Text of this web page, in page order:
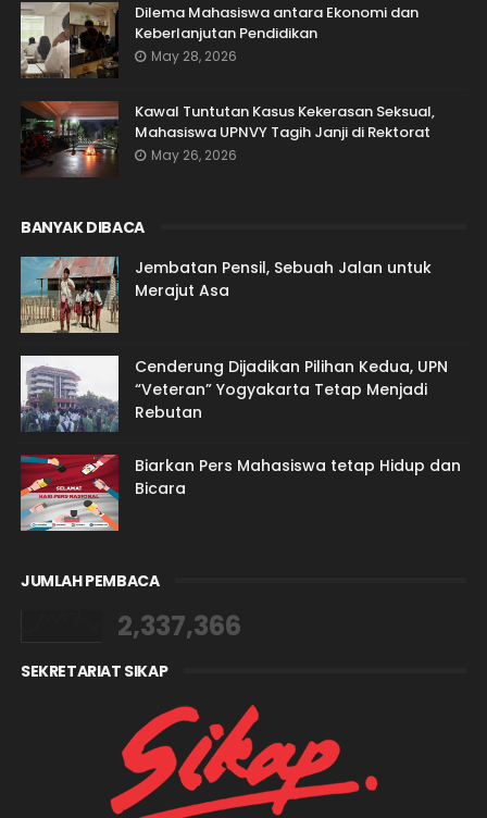
Dilema Mahasiswa antara Ekonomi dan
Keberlanjutan Pendidikan
May 28, 2026
Kawal Tuntutan Kasus Kekerasan Seksual,
Mahasiswa UPNVY Tagih Janji di Rektorat
May 26, 2026
BANYAK DIBACA
Jembatan Pensil, Sebuah Jalan untuk
Merajut Asa
Cenderung Dijadikan Pilihan Kedua, UPN
“Veteran” Yogyakarta Tetap Menjadi
Rebutan
Biarkan Pers Mahasiswa tetap Hidup dan
Bicara
JUMLAH PEMBACA
2,337,366
SEKRETARIAT SIKAP